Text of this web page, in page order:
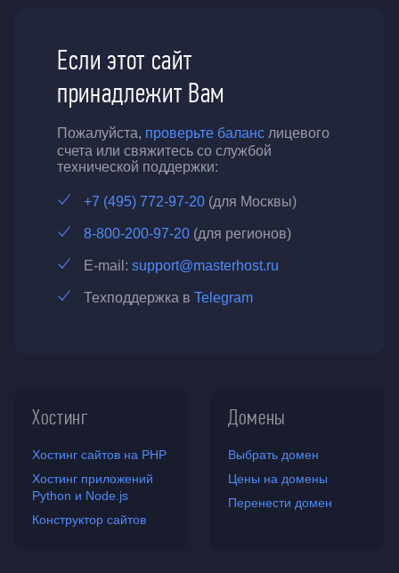
Если этот сайт
принадлежит Вам
Пожалуйста, проверьте баланс лицевого
счета или свяжитесь со службой
технической поддержки:
+7 (495) 772-97-20 (для Москвы)
8-800-200-97-20 (для регионов)
E-mail: support@masterhost.ru
Техподдержка в Telegram
Хостинг
Хостинг сайтов на PHP
Хостинг приложений
Python и Node.js
Конструктор сайтов
Домены
Выбрать домен
Цены на домены
Перенести домен